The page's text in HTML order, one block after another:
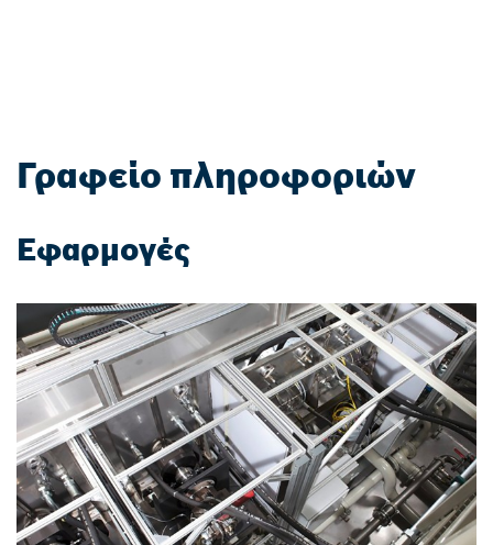
Γραφείο πληροφοριών
Εφαρμογές